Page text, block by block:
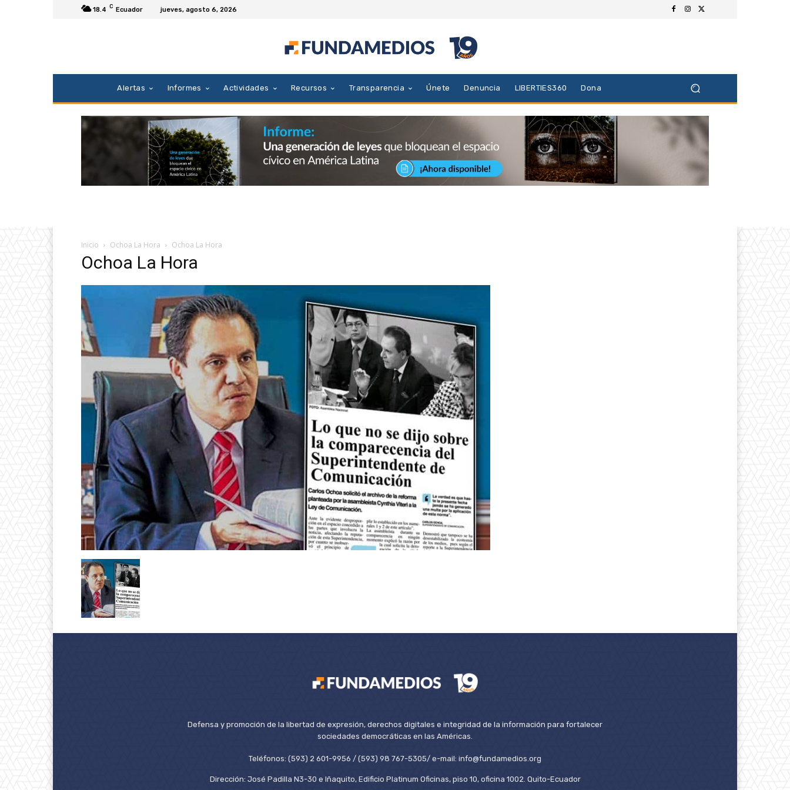
18.4 C Ecuador jueves, agosto 6, 2026
Alertas Informes Actividades Recursos Transparencia Únete Denuncia LIBERTIES360 Dona
Inicio Ochoa La Hora Ochoa La Hora
Ochoa La Hora
Defensa y promoción de la libertad de expresión, derechos digitales e integridad de la información para fortalecer
sociedades democráticas en las Américas.
Teléfonos: (593) 2 601-9956 / (593) 98 767-5305/ e-mail: info@fundamedios.org
Dirección: José Padilla N3-30 e Iñaquito, Edificio Platinum Oficinas, piso 10, oficina 1002. Quito-Ecuador